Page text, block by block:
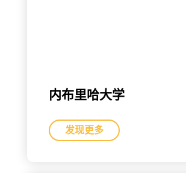
内布里哈大学
发现更多